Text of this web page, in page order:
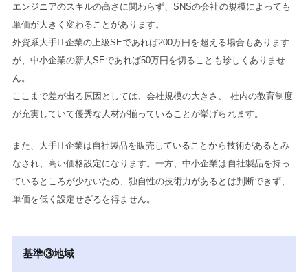
エンジニアのスキルの高さに関わらず、SNSの会社の規模によっても
単価が大きく変わることがあります。
外資系大手IT企業の上級SEであれば200万円を超える場合もあります
が、中小企業の新人SEであれば50万円を切ることも珍しくありませ
ん。
ここまで差が出る原因としては、会社規模の大きさ、 社内の教育制度
が充実していて優秀な人材が揃っていることが挙げられます。
また、大手IT企業は自社製品を販売していることから技術があるとみ
なされ、高い価格設定になります。一方、中小企業は自社製品を持っ
ているところが少ないため、独自性の技術力があるとは判断できず、
単価を低く設定せざるを得ません。
基準③地域